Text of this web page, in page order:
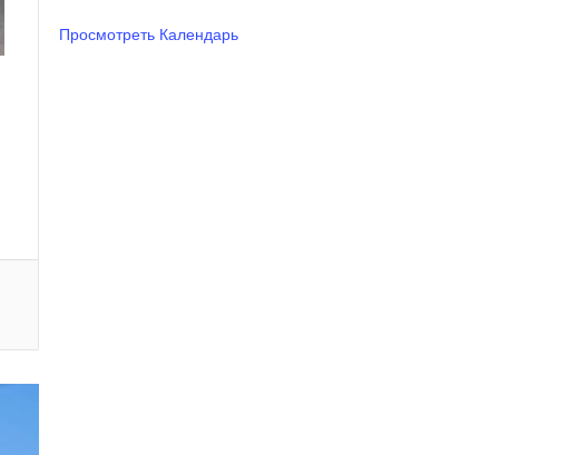
Просмотреть Календарь